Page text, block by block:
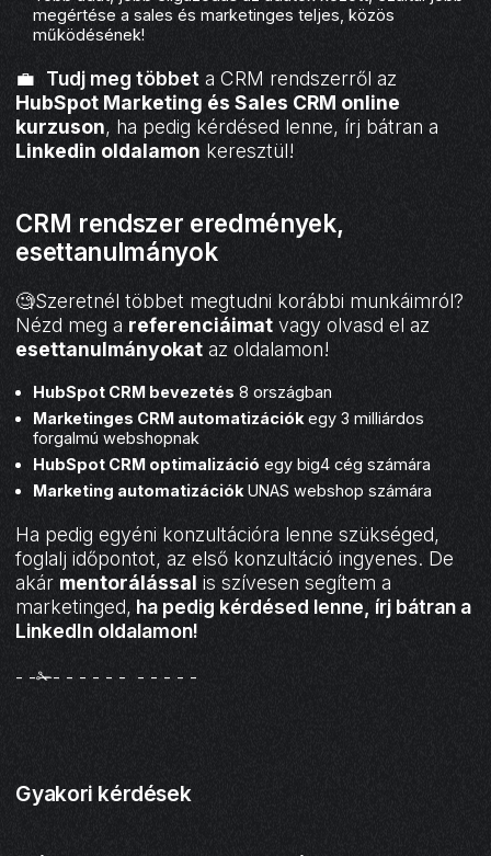
megértése a sales és marketinges teljes, közös
működésének!
💼 Tudj meg többet a CRM rendszerről az
HubSpot Marketing és Sales CRM online
kurzuson, ha pedig kérdésed lenne, írj bátran a
Linkedin oldalamon keresztül!
CRM rendszer eredmények,
esettanulmányok
🧐Szeretnél többet megtudni korábbi munkáimról?
Nézd meg a referenciáimat vagy olvasd el az
esettanulmányokat az oldalamon!
HubSpot CRM bevezetés 8 országban
Marketinges CRM automatizációk egy 3 milliárdos
forgalmú webshopnak
HubSpot CRM optimalizáció egy big4 cég számára
Marketing automatizációk UNAS webshop számára
Ha pedig egyéni konzultációra lenne szükséged,
foglalj időpontot, az első konzultáció ingyenes. De
akár mentorálással is szívesen segítem a
marketinged, ha pedig kérdésed lenne, írj bátran a
LinkedIn oldalamon!
- -✁- - - - - - - - - - -
Gyakori kérdések